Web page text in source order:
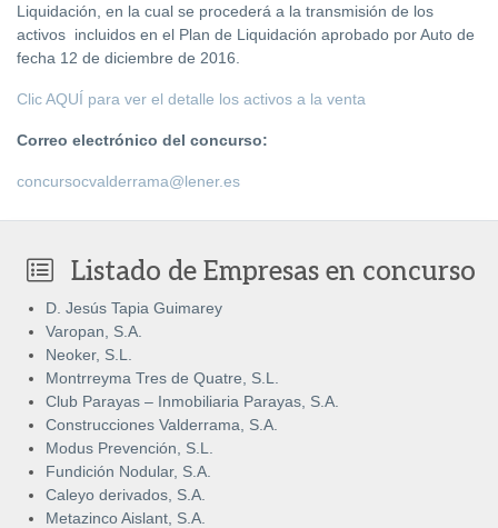
Liquidación, en la cual se procederá a la transmisión de los
activos incluidos en el Plan de Liquidación aprobado por Auto de
fecha 12 de diciembre de 2016.
Clic AQUÍ para ver el detalle los activos a la venta
Correo electrónico del concurso:
concursocvalderrama@lener.es
Listado de Empresas en concurso
D. Jesús Tapia Guimarey
Varopan, S.A.
Neoker, S.L.
Montrreyma Tres de Quatre, S.L.
Club Parayas – Inmobiliaria Parayas, S.A.
Construcciones Valderrama, S.A.
Modus Prevención, S.L.
Fundición Nodular, S.A.
Caleyo derivados, S.A.
Metazinco Aislant, S.A.